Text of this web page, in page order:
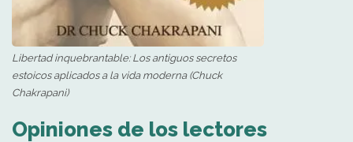
Libertad inquebrantable: Los antiguos secretos
estoicos aplicados a la vida moderna (Chuck
Chakrapani)
Opiniones de los lectores